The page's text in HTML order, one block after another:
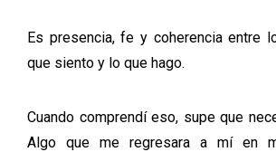
Es presencia, fe y coherencia entre
que siento y lo que hago.
Cuando comprendí eso, supe que
Algo que me regresara a mí en